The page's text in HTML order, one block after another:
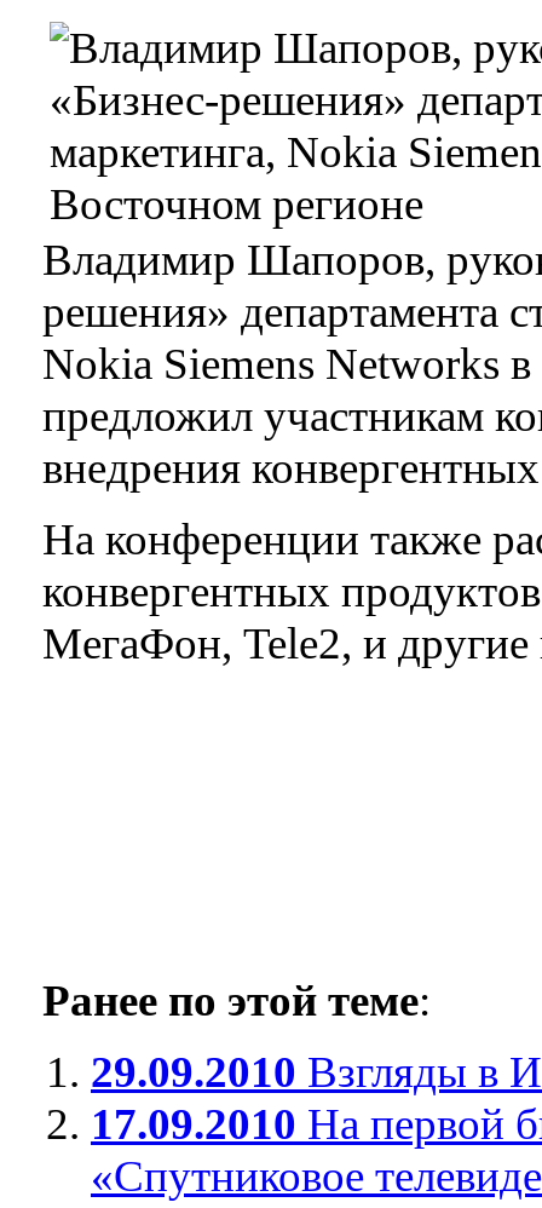
Владимир Шапоров,
решения» департамента
Nokia Siemens Networks
предложил участникам
внедрения
На конференции также
конвергентных
МегаФон, Tele2, и
Ранее по этой теме:
29.09.2010 Взгляды в
17.09.2010 На первой
«Спутниковое